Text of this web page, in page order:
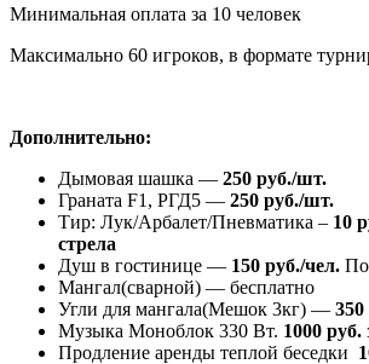
Минимальная оплата за 10 человек
Максимально 60 игроков, в формате
Дополнительно:
Дымовая шашка — 250 руб./шт.
Граната F1, РГД5 — 250 руб./шт.
Тир: Лук/Арбалет/Пневматика – 10
стрела
Душ в гостинице — 150 руб./чел.
Мангал(сварной) — бесплатно
Угли для мангала(Мешок 3кг) — 350
Музыка Моноблок 330 Вт. 1000 руб.
Продление аренды теплой беседки